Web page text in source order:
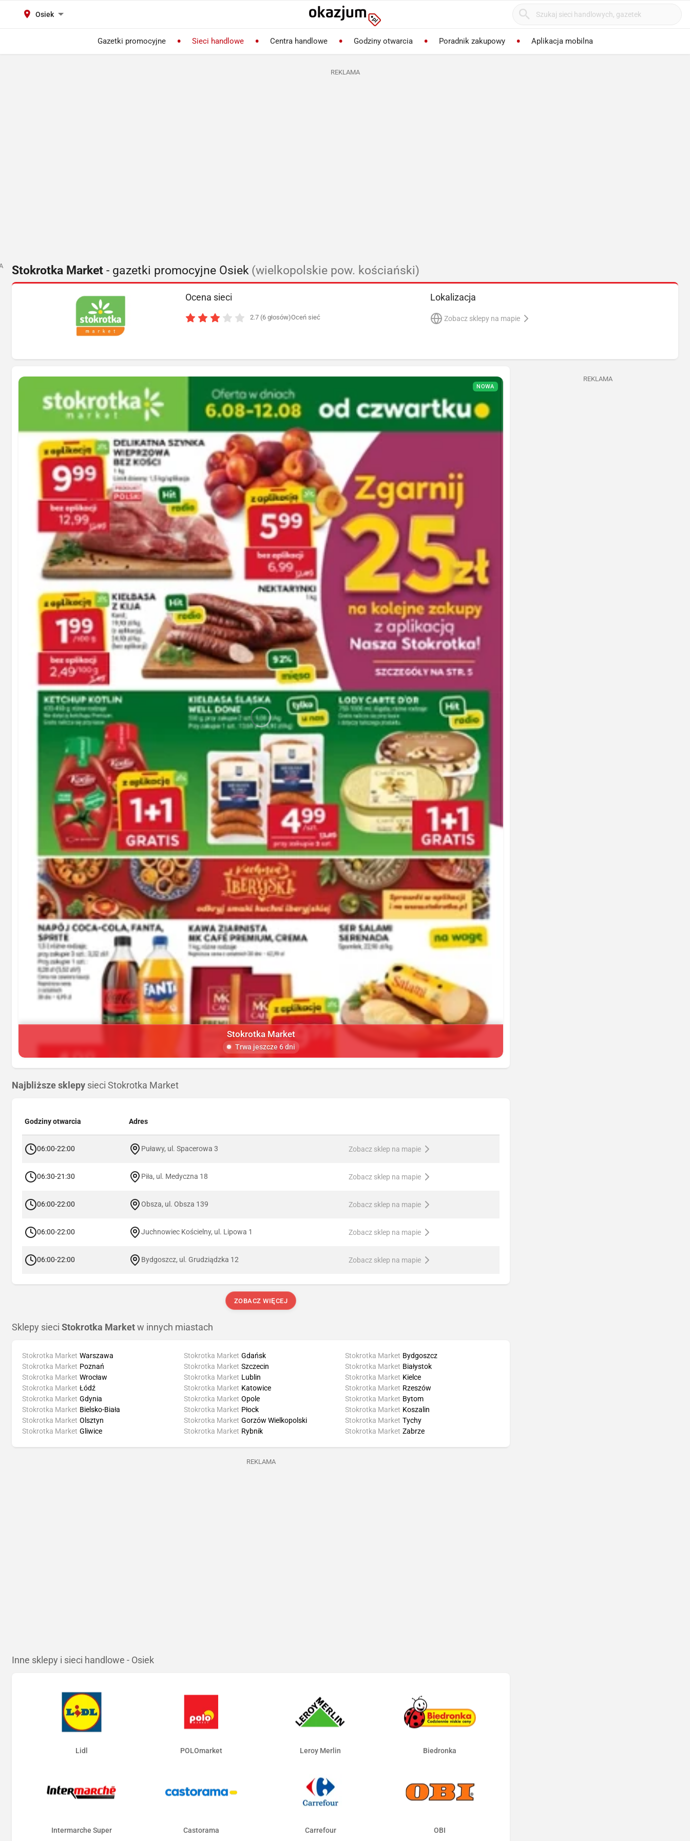
Osiek
Gazetki promocyjne Sieci handlowe Centra handlowe Godziny otwarcia Poradnik zakupowy Aplikacja mobilna
REKLAMA
Stokrotka Market - gazetki promocyjne Osiek (wielkopolskie pow. kościański)
Ocena sieci
2.7 (6 głosów)Oceń sieć
Lokalizacja
Zobacz sklepy na mapie
NOWA
Stokrotka Market
Trwa jeszcze 6 dni
Najbliższe sklepy sieci Stokrotka Market
Godziny otwarcia Adres
06:00-22:00 Puławy, ul. Spacerowa 3 Zobacz sklep na mapie
06:30-21:30 Piła, ul. Medyczna 18 Zobacz sklep na mapie
06:00-22:00 Obsza, ul. Obsza 139 Zobacz sklep na mapie
06:00-22:00 Juchnowiec Kościelny, ul. Lipowa 1 Zobacz sklep na mapie
06:00-22:00 Bydgoszcz, ul. Grudziądzka 12 Zobacz sklep na mapie
ZOBACZ WIĘCEJ
Sklepy sieci Stokrotka Market w innych miastach
Stokrotka Market Warszawa
Stokrotka Market Poznań
Stokrotka Market Wrocław
Stokrotka Market Łódź
Stokrotka Market Gdańsk
Stokrotka Market Szczecin
Stokrotka Market Lublin
Stokrotka Market Katowice
Stokrotka Market Bydgoszcz
Stokrotka Market Białystok
Stokrotka Market Kielce
Stokrotka Market Rzeszów
Stokrotka Market Gdynia
Stokrotka Market Bielsko-Biała
Stokrotka Market Olsztyn
Stokrotka Market Gliwice
Stokrotka Market Opole
Stokrotka Market Płock
Stokrotka Market Gorzów Wielkopolski
Stokrotka Market Rybnik
Stokrotka Market Bytom
Stokrotka Market Koszalin
Stokrotka Market Tychy
Stokrotka Market Zabrze
REKLAMA
Inne sklepy i sieci handlowe - Osiek
Lidl POLOmarket Leroy Merlin Biedronka
Intermarche Super Castorama Carrefour OBI
REKLAMA